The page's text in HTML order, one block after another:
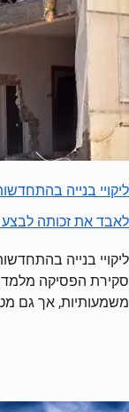
ליקויי בנייה
לאבד את זכותה לבצע
ליקויי בנייה
סקירת הפסיקה
משמעותיות, אך גם